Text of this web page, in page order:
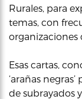
Rurales, para
temas, con
organizaciones
Esas cartas,
‘arañas
de subrayados